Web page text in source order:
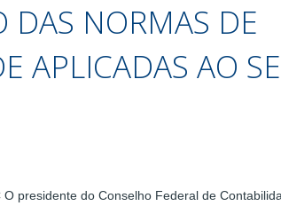
DAS NORMAS DE
APLICADAS AO
presidente do Conselho Federal de